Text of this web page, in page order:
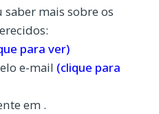
mais sobre os
para ver)
e-mail (clique para
em .